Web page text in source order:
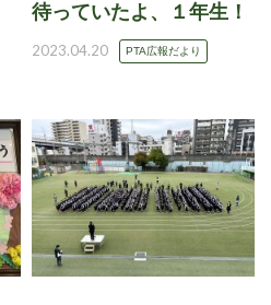
待っていたよ、１年生！
2023.04.20 PTA広報だより